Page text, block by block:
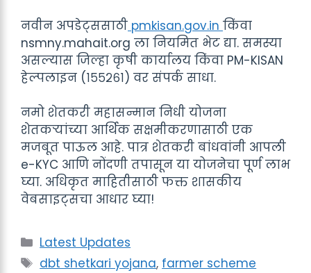
नवीन अपडेट्ससाठी pmkisan.gov.in किंवा
nsmny.mahait.org ला नियमित भेट द्या. समस्या
असल्यास जिल्हा कृषी कार्यालय किंवा PM-KISAN
हेल्पलाइन (१५५२६१) वर संपर्क साधा.
नमो शेतकरी महासन्मान निधी योजना
शेतकऱ्यांच्या आर्थिक सक्षमीकरणासाठी एक
मजबूत पाऊल आहे. पात्र शेतकरी बांधवांनी आपली
e-KYC आणि नोंदणी तपासून या योजनेचा पूर्ण लाभ
घ्या. अधिकृत माहितीसाठी फक्त शासकीय
वेबसाइट्सचा आधार घ्या!
Categories
Latest Updates
Tags
dbt shetkari yojana, farmer scheme